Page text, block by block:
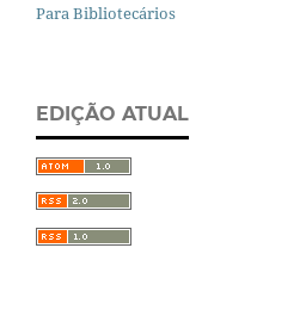
Para Bibliotecários
EDIÇÃO ATUAL